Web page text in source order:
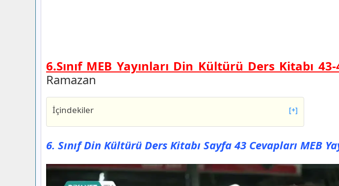
6.Sınıf MEB Yayınları Din Kültürü Ders Kitabı
Ramazan
İçindekiler [+]
6. Sınıf Din Kültürü Ders Kitabı Sayfa 43 Cevapları MEB
Yayınları
Üniteye Başlarken
6. Sınıf Din Kültürü Ders Kitabı Sayfa 44 Cevapları MEB
Yayınları
6. Sınıf Din Kültürü Ders Kitabı Sayfa 43 Cevapları MEB